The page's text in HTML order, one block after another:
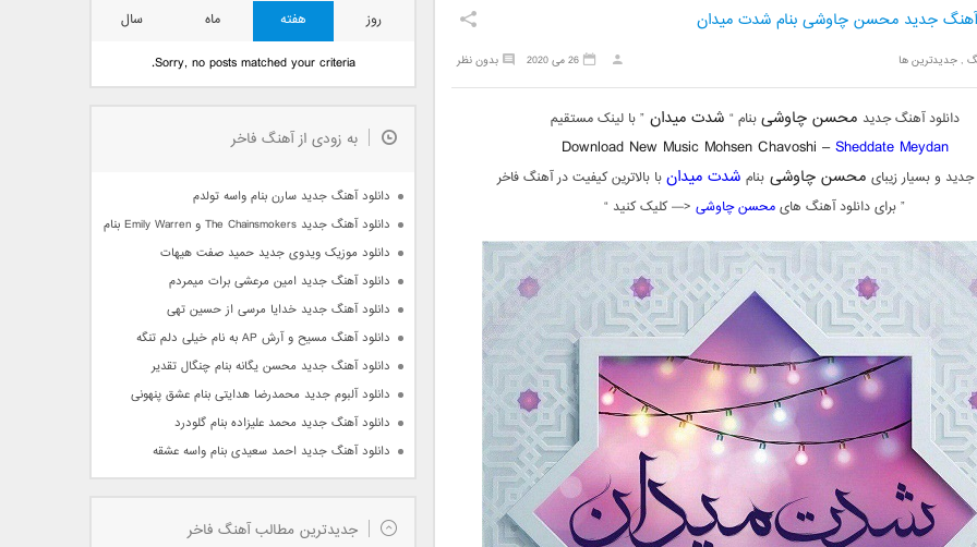
آهنگ جدید محسن چاوشی بنام شدت میدان
,جدیدترین ها بدون نظر 26 می 2020
دانلود آهنگ جدید محسن چاوشیبنام “ شدت میدان” با لینک مستقیم
Download New Music Mohsen Chavoshi –Sheddate Meydan
و بسیار زیبای محسن چاوشیبنام شدت میدانبا بالاترین کیفیت در آهنگ فاخر
” برای دانلود آهنگ هایمحسن چاوشی <— کلیک کنید “
روز هفته ماه
سال
Sorry, no posts matched your criteria.
به زودی از آهنگ فاخر
دانلود آهنگ جدید سارن بنام واسه تولدم
دانلود آهنگ جدید The Chainsmokers و Emily Warren بنام Side Effects
دانلود موزیک ویدوی جدید حمید صفت هیهات
دانلود آهنگ جدید امین مرعشی برات میمردم
دانلود آهنگ جدید خدایا مرسی از حسین تهی
دانلود آهنگ مسیح و آرش AP به نام خیلی دلم تنگه
دانلود آهنگ جدید محسن یگانه بنام چنگال تقدیر
دانلود آلبوم جدید محمدرضا هدایتی بنام عشق پنهونی
دانلود آهنگ جدید محمد علیزاده بنام گلودرد
دانلود آهنگ جدید احمد سعیدی بنام واسه عشقه
جدیدترین مطالب آهنگ فاخر